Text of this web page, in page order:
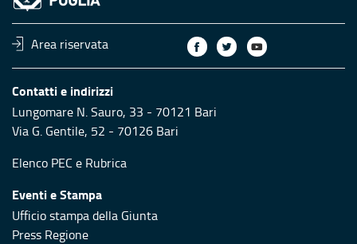
Area riservata
Contatti e indirizzi
Lungomare N. Sauro, 33 - 70121 Bari
Via G. Gentile, 52 - 70126 Bari
Elenco PEC e Rubrica
Eventi e Stampa
Ufficio stampa della Giunta
Press Regione